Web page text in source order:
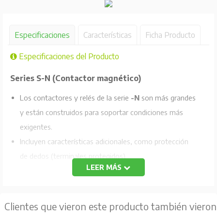
Especificaciones Características Ficha Producto
Especificaciones del Producto
Series S-N (Contactor magnético)
Los contactores y relés de la serie -Nson más grandes
y están construidos para soportar condiciones más
exigentes.
Incluyen características adicionales, como protección
de dedos (terminales protegidos).
Disponible en un rango de corrientes más amplio, desde
Ofrece una amplia gama de accesorios, como bloques
LEER MÁS
Clientes que vieron este producto también vieron